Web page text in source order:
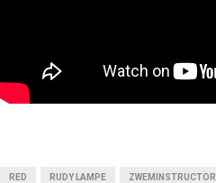
RED RUDY LAMPE ZWEMINSTRUCTOR